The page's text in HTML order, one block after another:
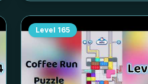
Level 165